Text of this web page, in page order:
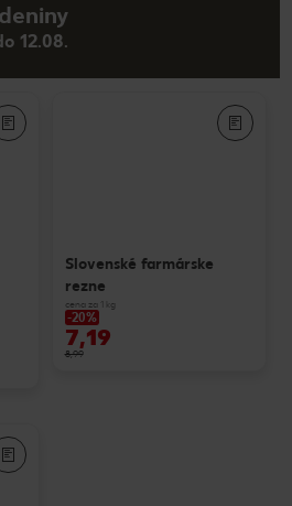
12.08.
Slovenské farmárske
rezne
cena za 1 kg
-20%
7,19
8,99